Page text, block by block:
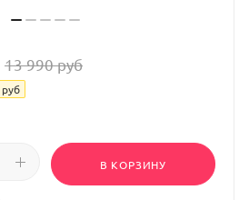
13 990руб
руб
В КОРЗИНУ